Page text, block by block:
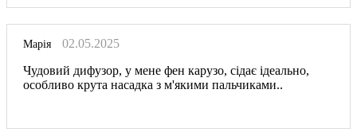
Марія
02.05.2025
Чудовий дифузор, у мене фен карузо, сідає ідеально,
особливо крута насадка з м'якими пальчиками..